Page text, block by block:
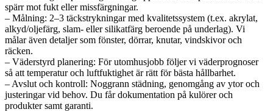
spärr mot fukt eller missfärgningar.
– Målning: 2–3 täckstrykningar med kvalitetssystem (t.ex. akrylat,
alkyd/oljefärg, slam- eller silikatfärg beroende på underlag). Vi
målar även detaljer som fönster, dörrar, knutar, vindskivor och
räcken.
– Väderstyrd planering: För utomhusjobb följer vi väderprognoser
så att temperatur och luftfuktighet är rätt för bästa hållbarhet.
– Avslut och kontroll: Noggrann städning, genomgång av ytor och
justeringar vid behov. Du får dokumentation på kulörer och
produkter samt garanti.